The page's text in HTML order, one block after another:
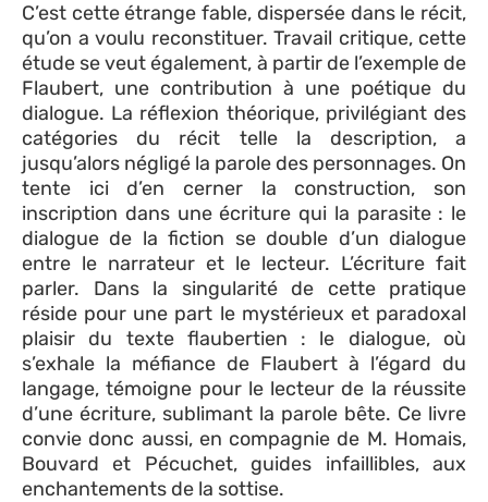
C’est cette étrange fable, dispersée dans le récit,
qu’on a voulu reconstituer. Travail critique, cette
étude se veut également, à partir de l’exemple de
Flaubert, une contribution à une poétique du
dialogue. La réflexion théorique, privilégiant des
catégories du récit telle la description, a
jusqu’alors négligé la parole des personnages. On
tente ici d’en cerner la construction, son
inscription dans une écriture qui la parasite : le
dialogue de la fiction se double d’un dialogue
entre le narrateur et le lecteur. L’écriture fait
parler. Dans la singularité de cette pratique
réside pour une part le mystérieux et paradoxal
plaisir du texte flaubertien : le dialogue, où
s’exhale la méfiance de Flaubert à l’égard du
langage, témoigne pour le lecteur de la réussite
d’une écriture, sublimant la parole bête. Ce livre
convie donc aussi, en compagnie de M. Homais,
Bouvard et Pécuchet, guides infaillibles, aux
enchantements de la sottise.